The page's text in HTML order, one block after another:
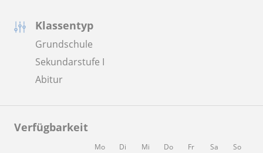
Klassentyp
Grundschule
Sekundarstufe I
Abitur
Verfügbarkeit
Mo Di Mi Do Fr Sa So